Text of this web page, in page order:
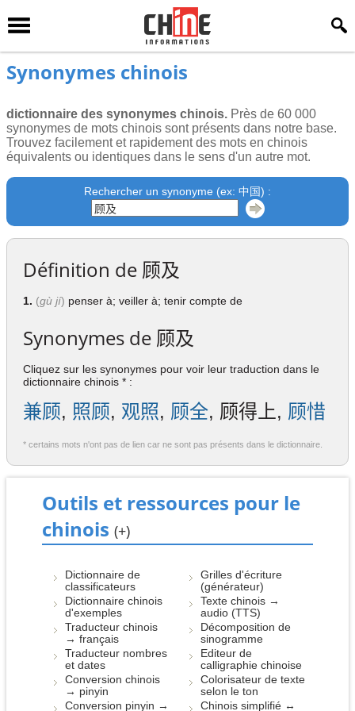
Synonymes chinois
dictionnaire des synonymes chinois. Près de 60 000
synonymes de mots chinois sont présents dans notre base.
Trouvez facilement et rapidement des mots en chinois
équivalents ou identiques dans le sens d'un autre mot.
Rechercher un synonyme (ex: 中国) :
Définition de 顾及
1. (gù jí) penser à; veiller à; tenir compte de
Synonymes de 顾及
Cliquez sur les synonymes pour voir leur traduction dans le
dictionnaire chinois * :
兼顾, 照顾, 观照, 顾全, 顾得上, 顾惜
* certains mots n'ont pas de lien car ne sont pas présents dans le dictionnaire.
Outils et ressources pour le
chinois (+)
Dictionnaire de
classificateurs
Dictionnaire chinois
d'exemples
Traducteur chinois
→ français
Traducteur nombres
et dates
Conversion chinois
→ pinyin
Conversion pinyin →
Grilles d'écriture
(générateur)
Texte chinois →
audio (TTS)
Décomposition de
sinogramme
Editeur de
calligraphie chinoise
Colorisateur de texte
selon le ton
Chinois simplifié ↔